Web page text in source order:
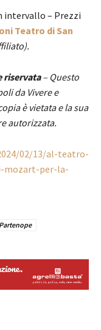
intervallo – Prezzi
Teatro di San
riservata– Questo
da Vivere e
è vietata e la sua
autorizzata.
02/13/al-teatro-
mozart-per-la-
Partenope